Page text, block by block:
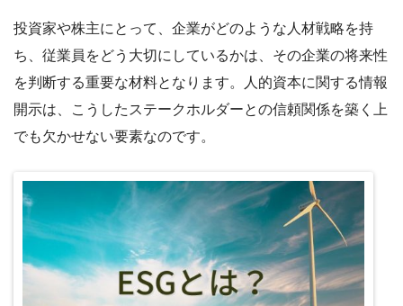
投資家や株主にとって、企業がどのような人材戦略を持
ち、従業員をどう大切にしているかは、その企業の将来性
を判断する重要な材料となります。人的資本に関する情報
開示は、こうしたステークホルダーとの信頼関係を築く上
でも欠かせない要素なのです。